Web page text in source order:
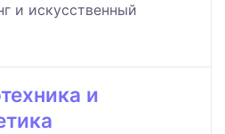
и искусственный
и